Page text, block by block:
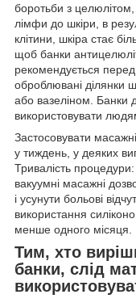
боротьби з целюлітом,
лімфи до шкіри, в
клітини, шкіра стає
щоб банки
рекомендується
оброблювані ділянки
або вазеліном. Банки
використовувати
Застосовувати
у тиждень, у деяких
Тривалість
вакуумні масажні
і усунути больові
використання
менше одного місяця.
Тим, хто
банки, слід